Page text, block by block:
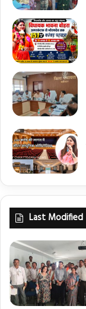
Last Modified